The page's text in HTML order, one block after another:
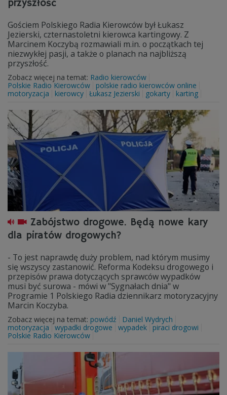
przyszłość
Gościem Polskiego Radia Kierowców był Łukasz
Jezierski, czternastoletni kierowca kartingowy. Z
Marcinem Koczybą rozmawiali m.in. o początkach tej
niezwykłej pasji, a także o planach na najbliższą
przyszłość.
Zobacz więcej na temat: Radio kierowców
Polskie Radio Kierowców
polskie radio kierowców online
motoryzacja
kierowcy Łukasz Jezierski gokarty karting
Zabójstwo drogowe. Będą nowe kary
dla piratów drogowych?
- To jest naprawdę duży problem, nad którym musimy
się wszyscy zastanowić. Reforma Kodeksu drogowego i
przepisów prawa dotyczących sprawców wypadków
musi być surowa - mówi w "Sygnałach dnia" w
Programie 1 Polskiego Radia dziennikarz motoryzacyjny
Marcin Koczyba.
Zobacz więcej na temat: powódź
Daniel Wydrych
motoryzacja
wypadki drogowe wypadek piraci drogowi
Polskie Radio Kierowców